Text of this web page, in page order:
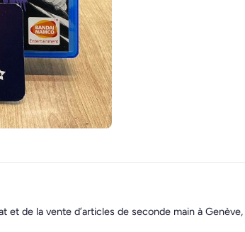
et de la vente d’articles de seconde main à